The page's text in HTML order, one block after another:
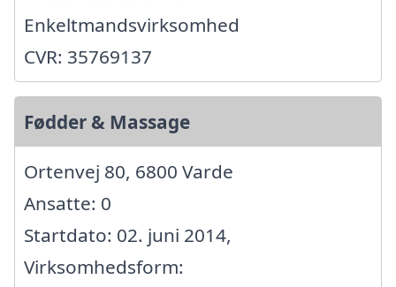
Enkeltmandsvirksomhed
CVR: 35769137
Fødder & Massage
Ortenvej 80, 6800 Varde
Ansatte: 0
Startdato: 02. juni 2014,
Virksomhedsform: